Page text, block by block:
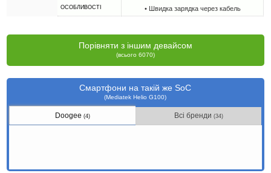
ОСОБЛИВОСТІ • Швидка зарядка через кабель
Порівняти з іншим девайсом
(всього 6070)
Смартфони на такій же SoC
(Mediatek Helio G100)
Doogee(4) Всі бренди(34)